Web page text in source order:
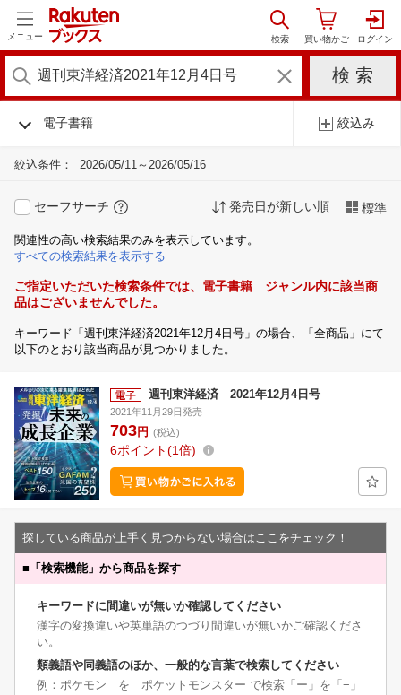
メニュー
電子書籍 絞込み
絞込条件： 2026/05/11～2026/05/16
セーフサーチ 発売日が新しい順 標準
関連性の高い検索結果のみを表示しています。
すべての検索結果を表示する
ご指定いただいた検索条件では、電子書籍 ジャンル内に該当商
品はございませんでした。
キーワード「週刊東洋経済2021年12月4日号」の場合、「全商品」にて
以下のとおり該当商品が見つかりました。
週刊東洋経済 2021年12月4日号
2021年11月29日発売
703円 (税込)
6ポイント 1倍
探している商品が上手く見つからない場合はここをチェック！
■ 「検索機能」から商品を探す
キーワードに間違いが無いか確認してください
漢字の変換違いや英単語のつづり間違いが無いかご確認くださ
い。
類義語や同義語のほか、一般的な言葉で検索してください
例：ポケモン を ポケットモンスター で検索「ー」を「−」